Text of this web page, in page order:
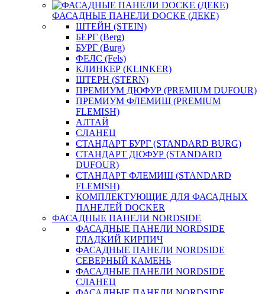
ФАСАДНЫЕ ПАНЕЛИ DOCKE (ДЕКЕ)
ШТЕЙН (STEIN)
БЕРГ (Berg)
БУРГ (Burg)
ФЕЛС (Fels)
КЛИНКЕР (KLINKER)
ШТЕРН (STERN)
ПРЕМИУМ ДЮФУР (PREMIUM DUFOUR)
ПРЕМИУМ ФЛЕМИШ (PREMIUM
FLEMISH)
АЛТАЙ
СЛАНЕЦ
СТАНДАРТ БУРГ (STANDARD BURG)
СТАНДАРТ ДЮФУР (STANDARD
DUFOUR)
СТАНДАРТ ФЛЕМИШ (STANDARD
FLEMISH)
КОМПЛЕКТУЮЩИЕ ДЛЯ ФАСАДНЫХ
ПАНЕЛЕЙ DOCKER
ФАСАДНЫЕ ПАНЕЛИ NORDSIDE
ФАСАДНЫЕ ПАНЕЛИ NORDSIDE
ГЛАДКИЙ КИРПИЧ
ФАСАДНЫЕ ПАНЕЛИ NORDSIDE
СЕВЕРНЫЙ КАМЕНЬ
ФАСАДНЫЕ ПАНЕЛИ NORDSIDE
СЛАНЕЦ